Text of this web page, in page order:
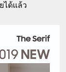
ได้แล้ว